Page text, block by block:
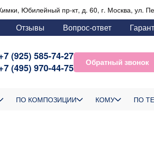
Юбилейный пр-кт, д. 60, г. Москва, ул.
Отзывы Вопрос-ответ
(925) 585-74-27
(495) 970-44-75
Обратный звонок
ПО КОМПОЗИЦИИ КОМУ ПО